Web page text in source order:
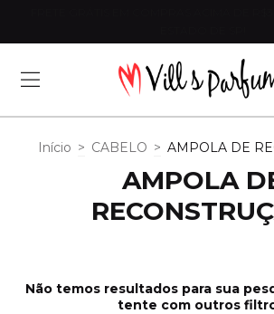
Início > CABELO > AMPOLA DE
AMPOLA
Não temos resultados para sua
tente com outros